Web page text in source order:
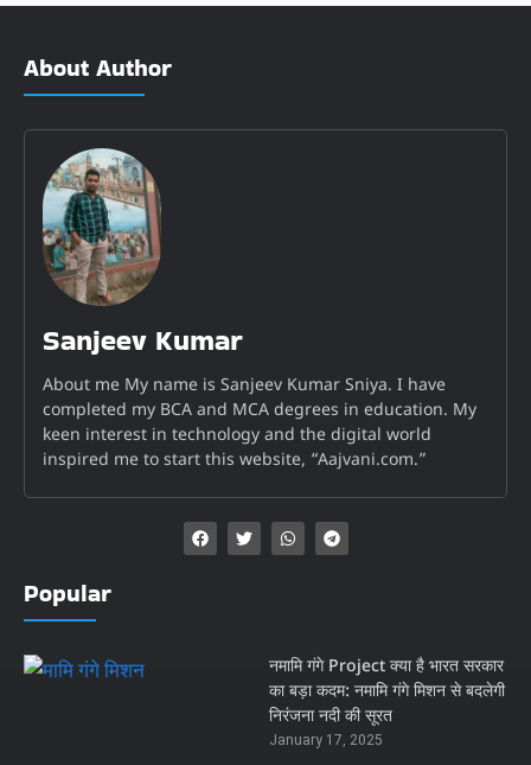
About Author
Sanjeev Kumar
About me My name is Sanjeev Kumar Sniya. I have
completed my BCA and MCA degrees in education. My
keen interest in technology and the digital world
inspired me to start this website, “Aajvani.com.”
Popular
नमामि गंगे Project क्या है भारत सरकार
का बड़ा कदम: नमामि गंगे मिशन से बदलेगी
निरंजना नदी की सूरत
January 17, 2025